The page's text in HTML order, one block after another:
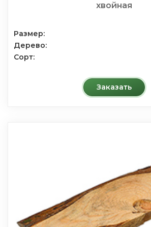
хвойная
Размер:
Дерево:
Сорт:
Заказать